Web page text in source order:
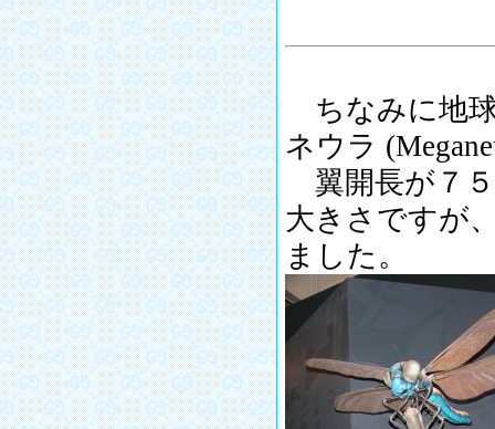
ちなみに地
ネウラ
翼開長が７
大きさですが
ました。